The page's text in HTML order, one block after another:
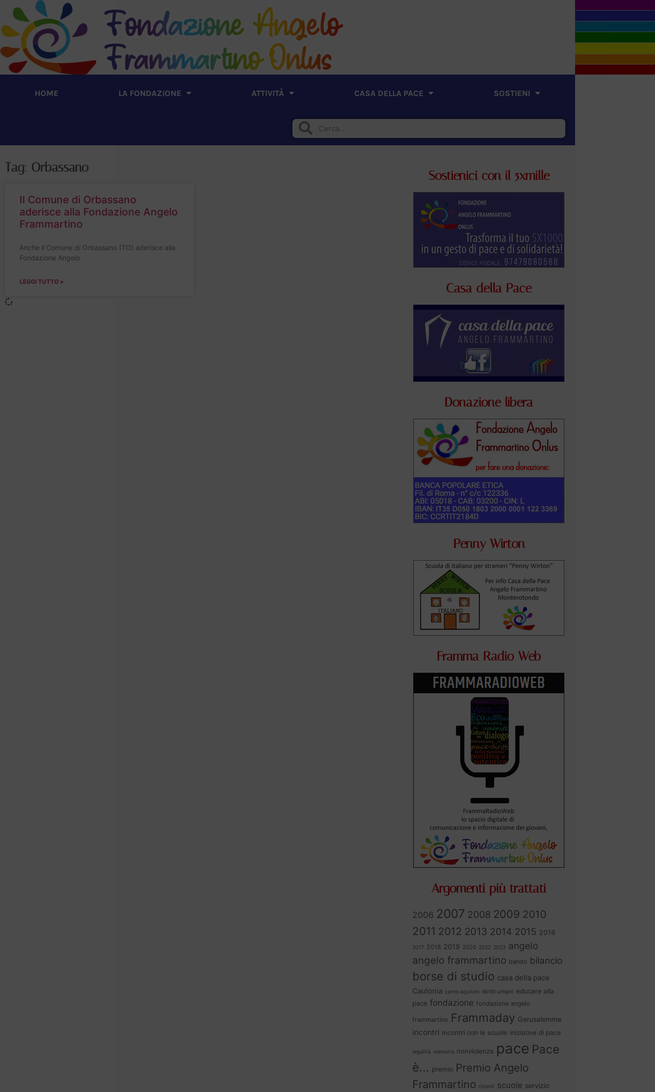
HOME LA FONDAZIONE ATTIVITÀ CASA DELLA PACE SOSTIENI
Tag: Orbassano
Il Comune di Orbassano
aderisce alla Fondazione Angelo
Frammartino
Anche il Comune di Orbassano (TO) aderisce alla
Fondazione Angelo
LEGGI TUTTO »
Sostienici con il 5xmille
Casa della Pace
Donazione libera
Penny Wirton
Framma Radio Web
Argomenti più trattati
2006 2007 2008 2009 2010
2011 2012 2013 2014 2015 2016
2017 2018 2019 2020 2022 2023 angelo
angelo frammartino bando bilancio
borse di studio casa della pace
Caulonia cento aquiloni diritti umani educare alla
pace fondazione fondazione angelo
frammartino Frammaday Gerusalemme
incontri incontri con le scuole iniziative di pace
legalità memoria nonviolenza pace Pace
è... premio Premio Angelo
Frammartino ricordi scuole servizio